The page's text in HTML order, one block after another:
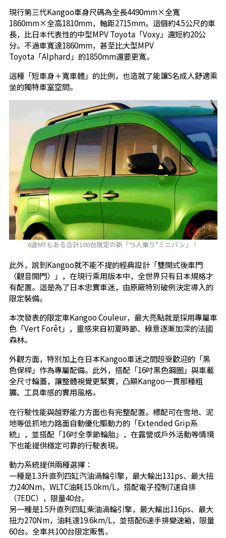
現行第三代Kangoo車身尺碼為全長4490mm×全寬
1860mm×全高1810mm，軸距2715mm。這個約4.5公尺的車
長，比日本代表性的中型MPV Toyota「Voxy」還短約20公
分。不過車寬達1860mm，甚至比大型MPV
Toyota「Alphard」的1850mm還要更寬。
這種「短車身＋寬車體」的比例，也造就了能讓5名成人舒適乘
坐的獨特車室空間。
6速MTもある合計100台限定の新「“5人乗り”ミニバン」！
此外，說到Kangoo就不能不提的經典設計「雙開式後車門
（觀音開門）」，在現行乘用版本中，全世界只有日本規格才
有配置。這是為了日本忠實車迷，由原廠特別破例決定導入的
限定裝備。
本次發表的限定車Kangoo Couleur，最大亮點就是採用專屬車
色「Vert Forêt」，靈感來自初夏時節、綠意逐漸加深的法國
森林。
外觀方面，特別加上在日本Kangoo車迷之間超受歡迎的「黑
色保桿」作為專屬配備。此外，搭配「16吋黑色鋼圈」與車載
全尺寸輪蓋，讓整體視覺更緊實，凸顯Kangoo一貫那種粗
獷、工具車感的實用風格。
在行駛性能與越野能力方面也有完整配置。標配可在雪地、泥
地等低抓地力路面自動優化驅動力的「Extended Grip系
統」，並搭配「16吋全季節輪胎」，在露營或戶外活動等情境
下也能提供穩定可靠的行駛表現。
動力系統提供兩種選擇：
一種是1.3升直列四缸汽油渦輪引擎，最大輸出131ps、最大扭
力240Nm，WLTC油耗15.0km/L，搭配電子控制7速自排
（7EDC），限量40台。
另一種是1.5升直列四缸柴油渦輪引擎，最大輸出116ps、最大
扭力270Nm，油耗達19.6km/L，並搭配6速手排變速箱，限量
60台。全車共100台限定販售。